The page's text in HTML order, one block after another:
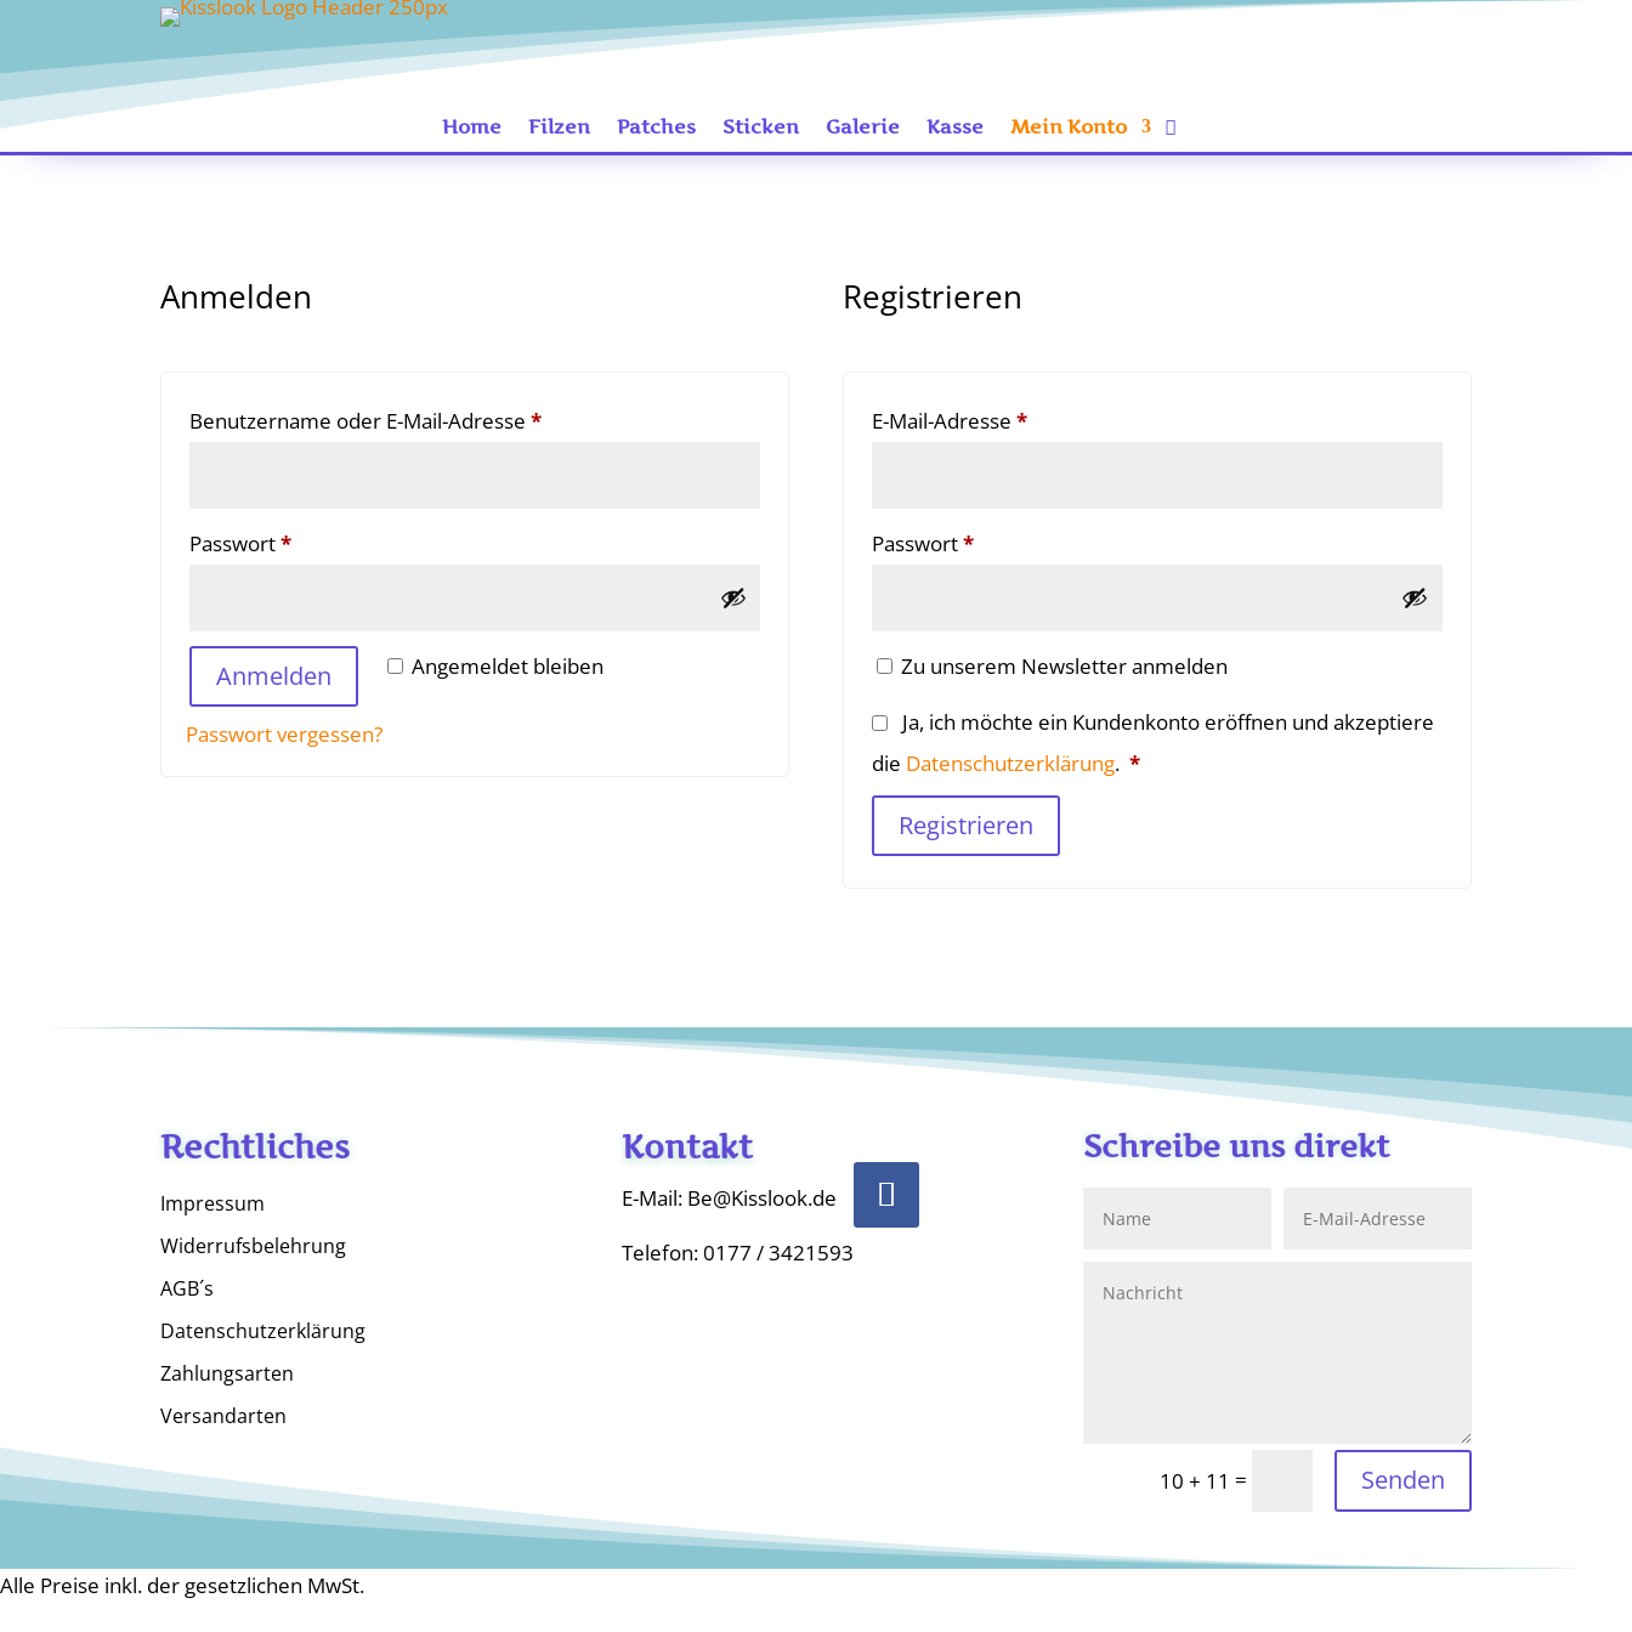
Home Filzen Patches Sticken Galerie Kasse Mein Konto
Anmelden
Benutzername oder E-Mail-Adresse *Erforderlich
Passwort*Erforderlich
Angemeldet bleiben
Anmelden
Passwort vergessen?
Registrieren
E-Mail-Adresse *Erforderlich
Passwort*Erforderlich
Zu unserem Newsletter anmelden
Ja, ich möchte ein Kundenkonto eröffnen und akzeptiere
die Datenschutzerklärung. *Erforderlich
Registrieren
Rechtliches
Impressum
Widerrufsbelehrung
AGB´s
Datenschutzerklärung
Zahlungsarten
Versandarten
Kontakt
E-Mail: Be@Kisslook.de
Telefon: 0177 / 3421593
Schreibe uns direkt
10 + 11 = Senden
Alle Preise inkl. der gesetzlichen MwSt.